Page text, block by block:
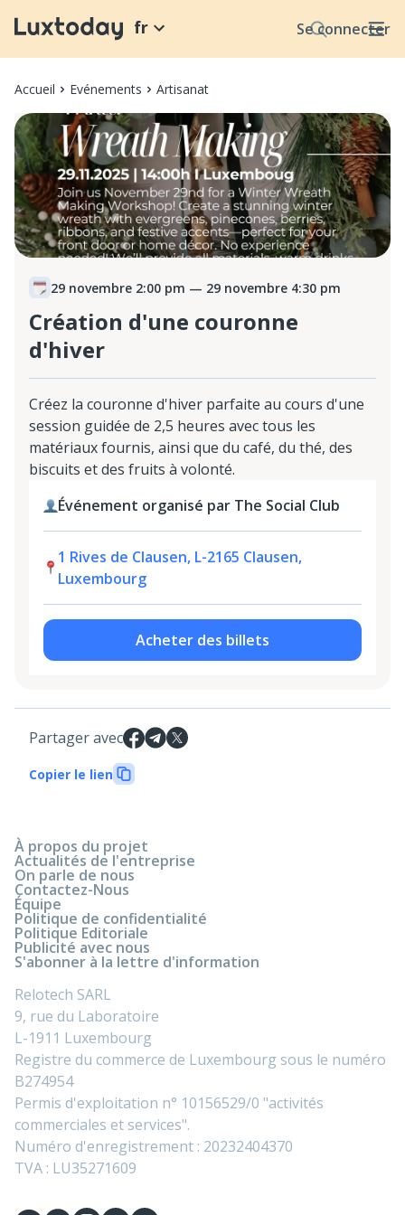
Se connecter
fr
Accueil Evénements Artisanat
29 novembre 2:00 pm — 29 novembre 4:30 pm
Création d'une couronne
d'hiver
Créez la couronne d'hiver parfaite au cours d'une
session guidée de 2,5 heures avec tous les
matériaux fournis, ainsi que du café, du thé, des
biscuits et des fruits à volonté.
Événement organisé par The Social Club
1 Rives de Clausen, L-2165 Clausen,
Luxembourg
Acheter des billets
Partager avec
Copier le lien
À propos du projet
Actualités de l'entreprise
On parle de nous
Contactez-Nous
Équipe
Politique de confidentialité
Politique Editoriale
Publicité avec nous
S'abonner à la lettre d'information
Relotech SARL
9, rue du Laboratoire
L-1911 Luxembourg
Registre du commerce de Luxembourg sous le numéro
B274954
Permis d'exploitation n° 10156529/0 "activités
commerciales et services".
Numéro d'enregistrement : 20232404370
TVA : LU35271609